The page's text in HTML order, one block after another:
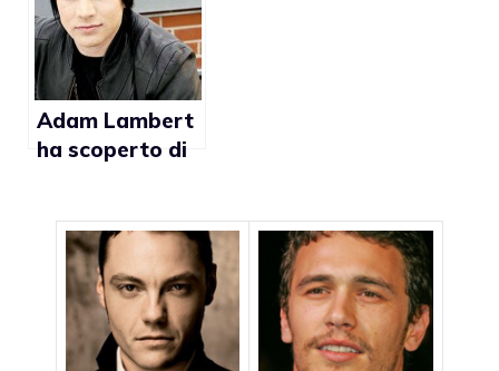
Adam Lambert
ha scoperto di